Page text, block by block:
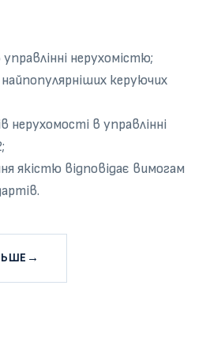
управлінні нерухомістю;
керуючих
нерухомості в управлінні
якістю відповідає вимогам
→